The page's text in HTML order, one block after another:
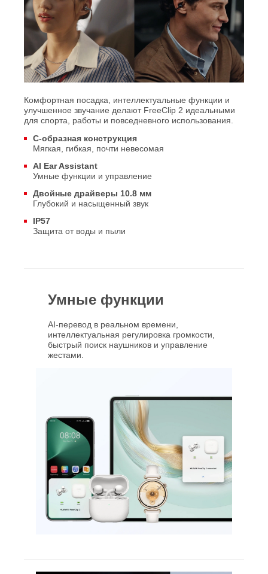
Комфортная посадка, интеллектуальные функции и
улучшенное звучание делают FreeClip 2 идеальными
для спорта, работы и повседневного использования.
С‑образная конструкция
Мягкая, гибкая, почти невесомая
AI Ear Assistant
Умные функции и управление
Двойные драйверы 10.8 мм
Глубокий и насыщенный звук
IP57
Защита от воды и пыли
Умные функции
AI‑перевод в реальном времени,
интеллектуальная регулировка громкости,
быстрый поиск наушников и управление
жестами.